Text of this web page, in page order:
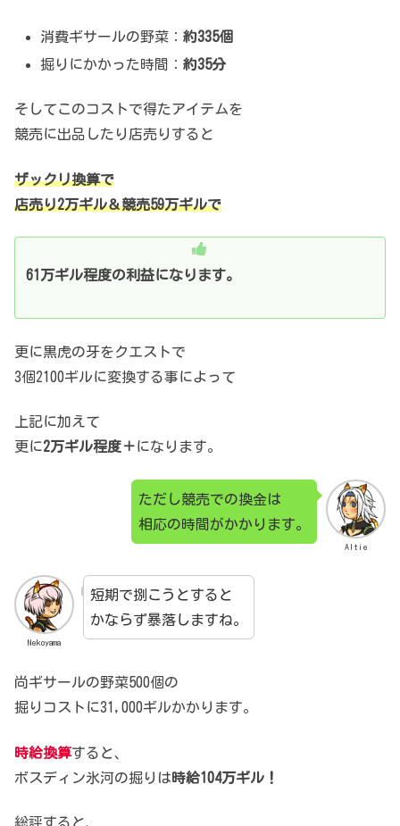
消費ギサールの野菜：約335個
掘りにかかった時間：約35分
そしてこのコストで得たアイテムを
競売に出品したり店売りすると
ザックリ換算で
店売り2万ギル＆競売59万ギルで
61万ギル程度の利益になります。
更に黒虎の牙をクエストで
3個2100ギルに変換する事によって
上記に加えて
更に2万ギル程度＋になります。
Altie
ただし競売での換金は
相応の時間がかかります。
Nekoyama
短期で捌こうとすると
かならず暴落しますね。
尚ギサールの野菜500個の
掘りコストに31,000ギルかかります。
時給換算すると、
ボスディン氷河の掘りは時給104万ギル！
総評すると、